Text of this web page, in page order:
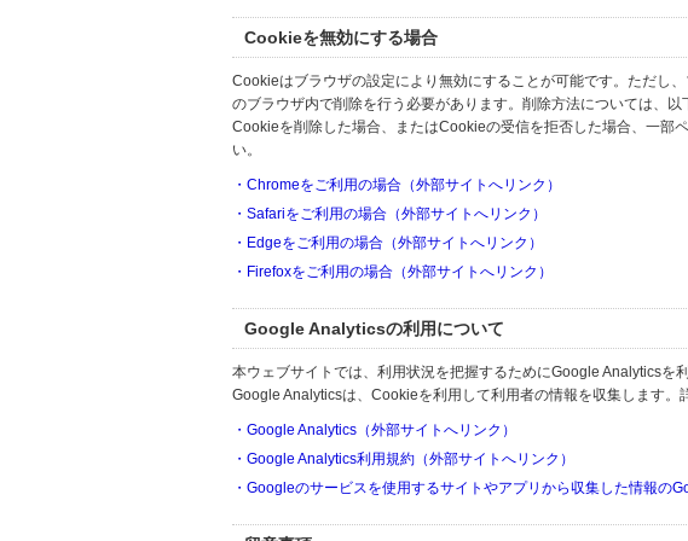
Cookieを無効にする場合
Cookieはブラウザの設定により無効にすることが可能です。ただし
のブラウザ内で削除を行う必要があります。削除方法については、以
Cookieを削除した場合、またはCookieの受信を拒否した場合、一部
い。
・Chromeをご利用の場合（外部サイトへリンク）
・Safariをご利用の場合（外部サイトへリンク）
・Edgeをご利用の場合（外部サイトへリンク）
・Firefoxをご利用の場合（外部サイトへリンク）
Google Analyticsの利用について
本ウェブサイトでは、利用状況を把握するためにGoogle Analyticsを利
Google Analyticsは、Cookieを利用して利用者の情報を収集します。
・Google Analytics（外部サイトへリンク）
・Google Analytics利用規約（外部サイトへリンク）
・Googleのサービスを使用するサイトやアプリから収集した情報の